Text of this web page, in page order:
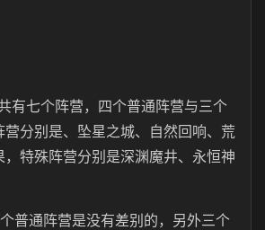
有七个阵营，四个普通阵营与三个
分别是、坠星之城、自然回响、荒
，特殊阵营分别是深渊魔井、永恒神
普通阵营是没有差别的，另外三个